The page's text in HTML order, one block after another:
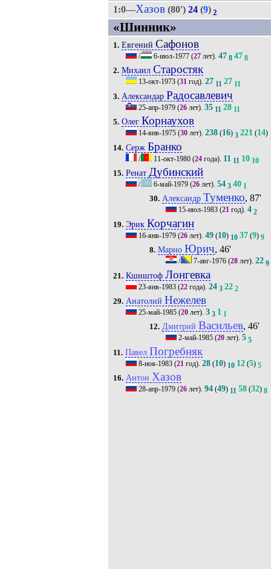
1:0—Хазов(80') 24(9) 2
«Шинник»
1. Евгений Сафонов
/ 6-июл-1977(27лет). 47 8 47 8
2. Михаил Старостяк
13-окт-1973(31год). 27 11 27 11
3. Александар Радосавлевич
25-апр-1979(26лет). 35 11 28 11
5. Олег Корнаухов
14-янв-1975(30лет). 238(16) 3 221(14)
14. Серж Бранко
/ 11-окт-1980(24года). 11 11 10 10
15. Ренат Дубинский
/ 6-май-1979(26лет). 54 3 40 1
30. Александр Туменко, 87'
15-июл-1983 (21 год).4 2
19. Эрик Корчагин
16-янв-1979(26лет). 49(10) 10 37(9) 9
8. Марио Юрич, 46'
/ 7-авг-1976 (28 лет).22 9
21. Кшиштоф Лонгевка
23-янв-1983(22года). 24 3 22 2
29. Анатолий Нежелев
25-май-1985(20лет). 3 3 1 1
12. Дмитрий Васильев, 46'
2-май-1985 (20 лет).5 5
11. Павел Погребняк
8-ноя-1983(21 год). 28(10) 10 12(5) 5
16. Антон Хазов
28-апр-1979(26лет). 94(49) 11 58(32) 8